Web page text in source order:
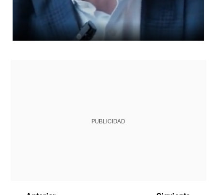
PUBLICIDAD